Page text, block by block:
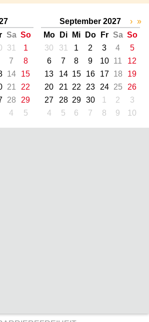
Sa So
31
1
7
8
14
15
21
22
28
29
4 5
September 2027
Mo
Di Mi Do Fr Sa So
30
31 1 2 3 4
5
6
7 8 9 10 11
12
13
14 15 16 17 18
19
20
21 22 23 24 25
26
27
28 29 30 1 2
3
4
5 6 7 8 9 10
› »